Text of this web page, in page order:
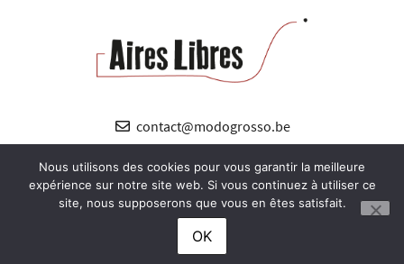
contact@modogrosso.be
© modogrosso 2024 – webmaster :
Nous utilisons des cookies pour vous garantir la meilleure
expérience sur notre site web. Si vous continuez à utiliser ce
site, nous supposerons que vous en êtes satisfait.
OK